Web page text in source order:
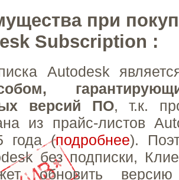
при
Subscription :
Autodesk
версий ПО, т.к.
из прайс-листов
года (подробнее).
без подписки,
обновить версию